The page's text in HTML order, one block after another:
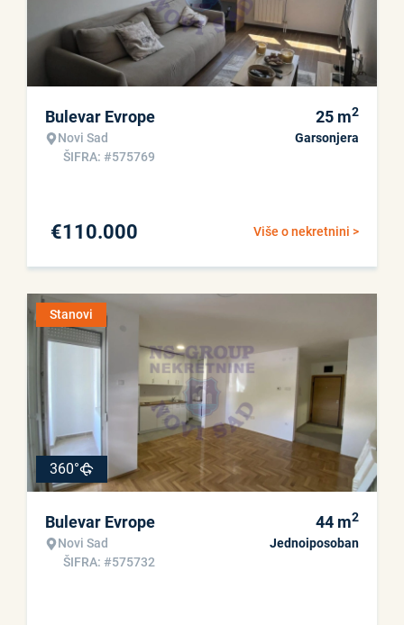
Bulevar Evrope
Novi Sad
ŠIFRA: #575769
25 m2
Garsonjera
Više o nekretnini >
€110.000
Stanovi
360°
Bulevar Evrope
Novi Sad
ŠIFRA: #575732
44 m2
Jednoiposoban